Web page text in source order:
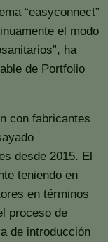
“easyconnect”
el modo
ha
de Portfolio
con fabricantes
desde 2015. El
teniendo en
en términos
proceso de
de introducción